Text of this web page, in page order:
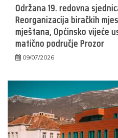
Održana 19. redovna
Reorganizacija biračkih
mještana, Općinsko vijeće
matično područje Prozor
09/07/2026